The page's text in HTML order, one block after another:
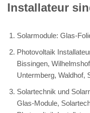
Installateur
Solarmodule: Glas-
Photovoltaik
Bissingen,
Untermberg, Waldhof,
Solartechnik und
Glas-Module,